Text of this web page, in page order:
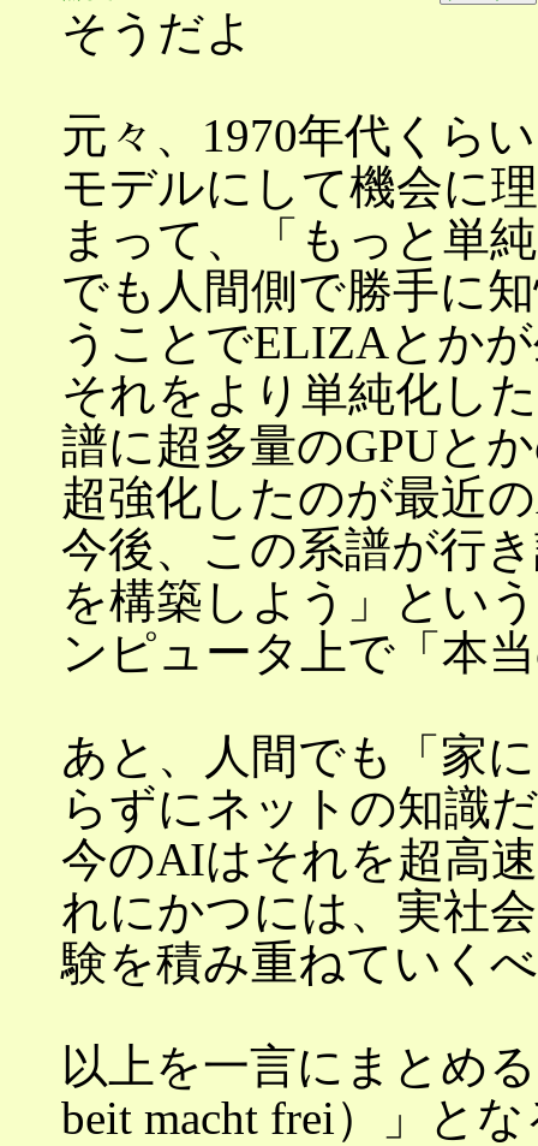
そうだよ
元々、1970年代くら
モデルにして機会に
まって、「もっと単
でも人間側で勝手に
うことでELIZAとか
それをより単純化し
譜に超多量のGPUと
超強化したのが最近
今後、この系譜が行
を構築しよう」とい
ンピュータ上で「本
あと、人間でも「家
らずにネットの知識
今のAIはそれを超高
れにかつには、実社
験を積み重ねていく
以上を一言にまとめ
beit macht frei）」と